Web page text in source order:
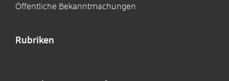
Öffentliche Bekanntmachungen
Rubriken